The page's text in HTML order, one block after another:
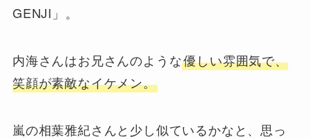
GENJI」。
内海さんはお兄さんのような優しい雰囲気で、
笑顔が素敵なイケメン。
嵐の相葉雅紀さんと少し似ているかなと、思っ